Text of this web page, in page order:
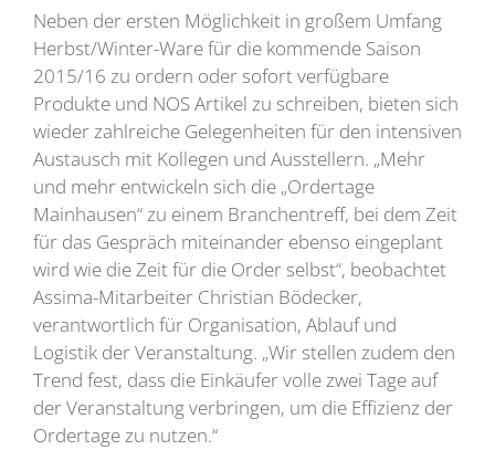
Neben der ersten Möglichkeit in großem Umfang
Herbst/Winter-Ware für die kommende Saison
2015/16 zu ordern oder sofort verfügbare
Produkte und NOS Artikel zu schreiben, bieten sich
wieder zahlreiche Gelegenheiten für den intensiven
Austausch mit Kollegen und Ausstellern. „Mehr
und mehr entwickeln sich die „Ordertage
Mainhausen“ zu einem Branchentreff, bei dem Zeit
für das Gespräch miteinander ebenso eingeplant
wird wie die Zeit für die Order selbst“, beobachtet
Assima-Mitarbeiter Christian Bödecker,
verantwortlich für Organisation, Ablauf und
Logistik der Veranstaltung. „Wir stellen zudem den
Trend fest, dass die Einkäufer volle zwei Tage auf
der Veranstaltung verbringen, um die Effizienz der
Ordertage zu nutzen.“